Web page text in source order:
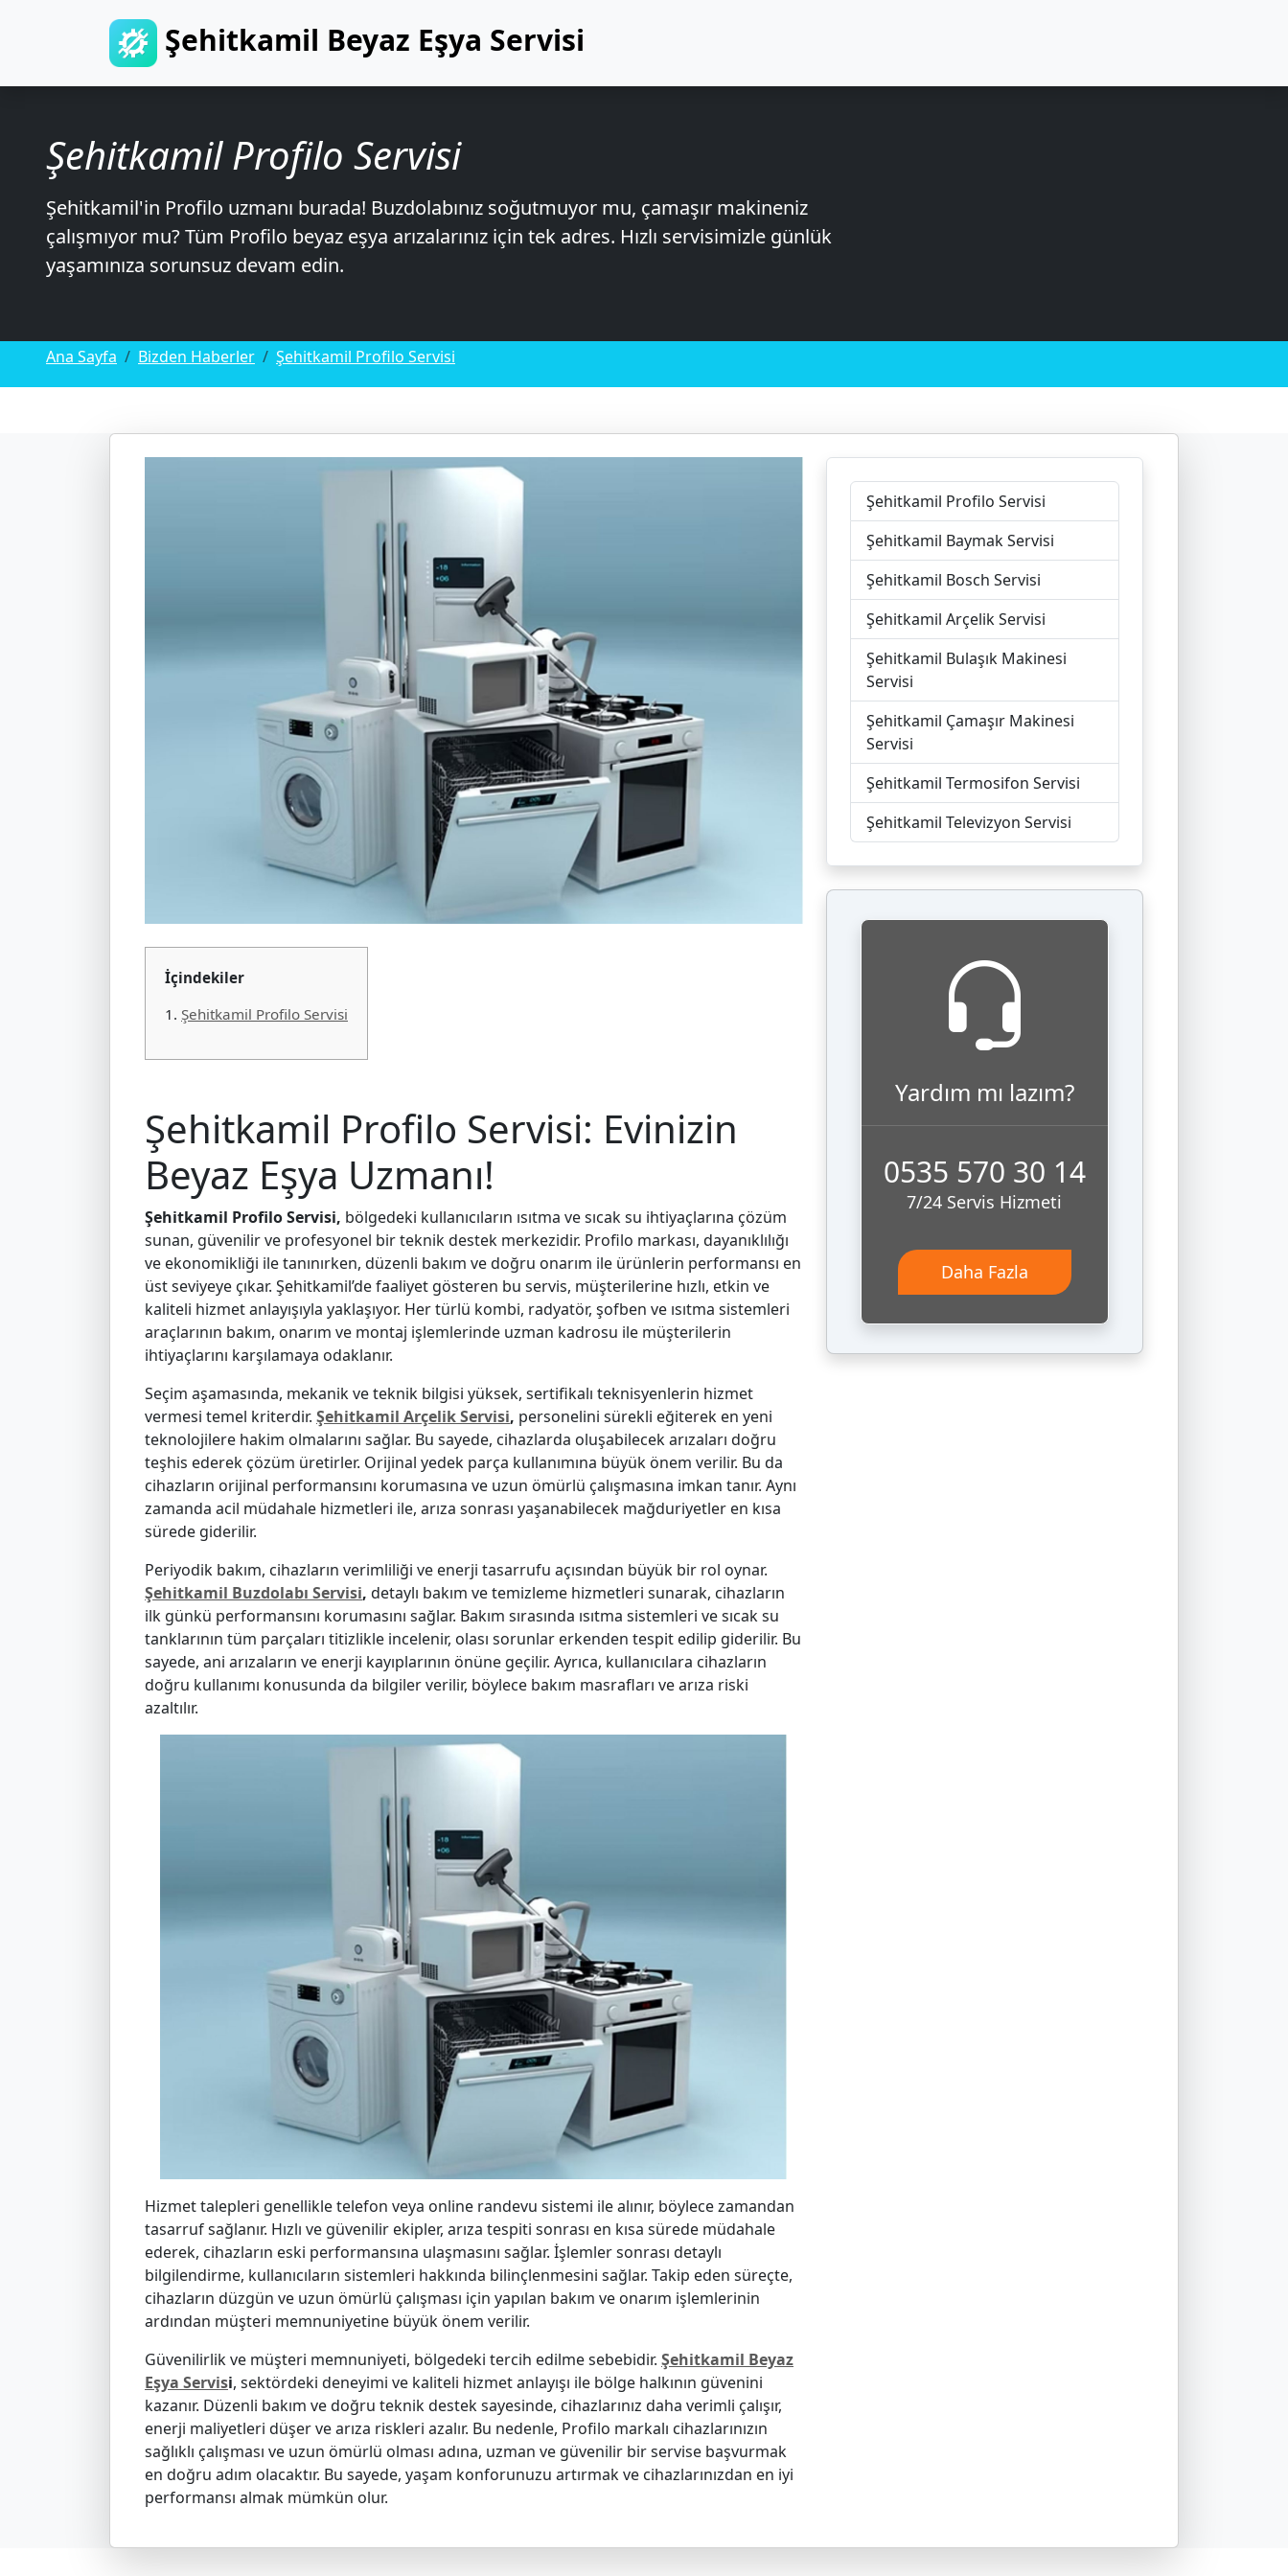
Şehitkamil Beyaz Eşya Servisi
Şehitkamil Profilo Servisi
Şehitkamil'in Profilo uzmanı burada! Buzdolabınız soğutmuyor mu, çamaşır makineniz
çalışmıyor mu? Tüm Profilo beyaz eşya arızalarınız için tek adres. Hızlı servisimizle günlük
yaşamınıza sorunsuz devam edin.
Ana Sayfa Bizden Haberler Şehitkamil Profilo Servisi
İçindekiler
1. Şehitkamil Profilo Servisi
Şehitkamil Profilo Servisi: Evinizin
Beyaz Eşya Uzmanı!
Şehitkamil Profilo Servisi, bölgedeki kullanıcıların ısıtma ve sıcak su ihtiyaçlarına çözüm
sunan, güvenilir ve profesyonel bir teknik destek merkezidir. Profilo markası, dayanıklılığı
ve ekonomikliği ile tanınırken, düzenli bakım ve doğru onarım ile ürünlerin performansı en
üst seviyeye çıkar. Şehitkamil’de faaliyet gösteren bu servis, müşterilerine hızlı, etkin ve
kaliteli hizmet anlayışıyla yaklaşıyor. Her türlü kombi, radyatör, şofben ve ısıtma sistemleri
araçlarının bakım, onarım ve montaj işlemlerinde uzman kadrosu ile müşterilerin
ihtiyaçlarını karşılamaya odaklanır.
Seçim aşamasında, mekanik ve teknik bilgisi yüksek, sertifikalı teknisyenlerin hizmet
vermesi temel kriterdir. Şehitkamil Arçelik Servisi, personelini sürekli eğiterek en yeni
teknolojilere hakim olmalarını sağlar. Bu sayede, cihazlarda oluşabilecek arızaları doğru
teşhis ederek çözüm üretirler. Orijinal yedek parça kullanımına büyük önem verilir. Bu da
cihazların orijinal performansını korumasına ve uzun ömürlü çalışmasına imkan tanır. Aynı
zamanda acil müdahale hizmetleri ile, arıza sonrası yaşanabilecek mağduriyetler en kısa
sürede giderilir.
Periyodik bakım, cihazların verimliliği ve enerji tasarrufu açısından büyük bir rol oynar.
Şehitkamil Buzdolabı Servisi, detaylı bakım ve temizleme hizmetleri sunarak, cihazların
ilk günkü performansını korumasını sağlar. Bakım sırasında ısıtma sistemleri ve sıcak su
tanklarının tüm parçaları titizlikle incelenir, olası sorunlar erkenden tespit edilip giderilir. Bu
sayede, ani arızaların ve enerji kayıplarının önüne geçilir. Ayrıca, kullanıcılara cihazların
doğru kullanımı konusunda da bilgiler verilir, böylece bakım masrafları ve arıza riski
azaltılır.
Hizmet talepleri genellikle telefon veya online randevu sistemi ile alınır, böylece zamandan
tasarruf sağlanır. Hızlı ve güvenilir ekipler, arıza tespiti sonrası en kısa sürede müdahale
ederek, cihazların eski performansına ulaşmasını sağlar. İşlemler sonrası detaylı
bilgilendirme, kullanıcıların sistemleri hakkında bilinçlenmesini sağlar. Takip eden süreçte,
cihazların düzgün ve uzun ömürlü çalışması için yapılan bakım ve onarım işlemlerinin
ardından müşteri memnuniyetine büyük önem verilir.
Güvenilirlik ve müşteri memnuniyeti, bölgedeki tercih edilme sebebidir. Şehitkamil Beyaz
Eşya Servisi, sektördeki deneyimi ve kaliteli hizmet anlayışı ile bölge halkının güvenini
kazanır. Düzenli bakım ve doğru teknik destek sayesinde, cihazlarınız daha verimli çalışır,
enerji maliyetleri düşer ve arıza riskleri azalır. Bu nedenle, Profilo markalı cihazlarınızın
sağlıklı çalışması ve uzun ömürlü olması adına, uzman ve güvenilir bir servise başvurmak
en doğru adım olacaktır. Bu sayede, yaşam konforunuzu artırmak ve cihazlarınızdan en iyi
performansı almak mümkün olur.
Şehitkamil Profilo Servisi
Şehitkamil Baymak Servisi
Şehitkamil Bosch Servisi
Şehitkamil Arçelik Servisi
Şehitkamil Bulaşık Makinesi
Servisi
Şehitkamil Çamaşır Makinesi
Servisi
Şehitkamil Termosifon Servisi
Şehitkamil Televizyon Servisi
Yardım mı lazım?
0535 570 30 14
7/24 Servis Hizmeti
Daha Fazla